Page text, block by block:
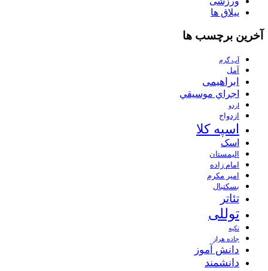
ییلاق ها
آخرین برچسب ها
آب گرم
آمل
ابراهیمی
اجراي موسيقي
اردو
ازدواج
اسپه کلا
اسک
الیمستان
امام زاده
امیر مکرم
بسکتبال
تئاتر
توللی
تکیه
جاده هراز
دانش آموز
دانشمند